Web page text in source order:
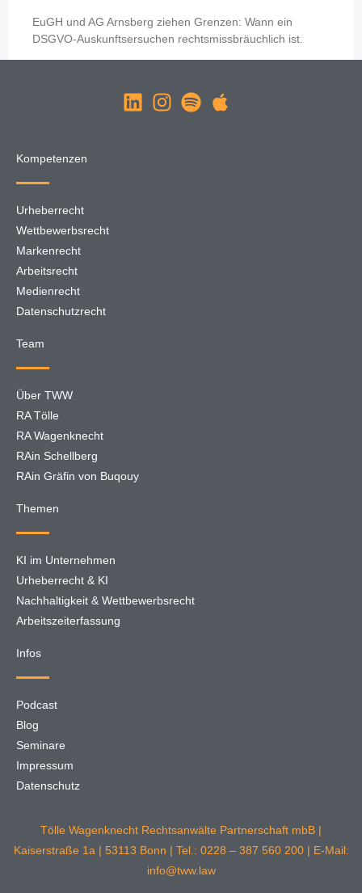
EuGH und AG Arnsberg ziehen Grenzen: Wann ein
DSGVO-Auskunftsersuchen rechtsmissbräuchlich ist.
Kompetenzen
Urheberrecht
Wettbewerbsrecht
Markenrecht
Arbeitsrecht
Medienrecht
Datenschutzrecht
Team
Über TWW
RA Tölle
RA Wagenknecht
RAin Schellberg
RAin Gräfin von Buqouy
Themen
KI im Unternehmen
Urheberrecht & KI
Nachhaltigkeit & Wettbewerbsrecht
Arbeitszeiterfassung
Infos
Podcast
Blog
Seminare
Impressum
Datenschutz
Tölle Wagenknecht Rechtsanwälte Partnerschaft mbB |
Kaiserstraße 1a | 53113 Bonn | Tel.: 0228 – 387 560 200 | E-Mail:
info@tww.law